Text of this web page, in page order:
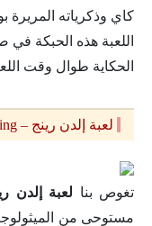
كاي وذكرياته المريرة
اللعبة هذه الحبكة في
الحكاية طوال وقت
لعبة إلدن رينج – Elden Ring
تغوص بنا لعبة إلدن
مستوحى من